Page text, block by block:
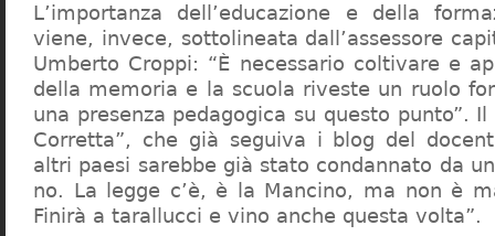
L’importanza dell’educazione e della
viene, invece, sottolineata dall’assessore
Umberto Croppi: “È necessario coltivare e
della memoria e la scuola riveste un ruolo
una presenza pedagogica su questo punto”.
Corretta”, che già seguiva i blog del
altri paesi sarebbe già stato condannato da
no. La legge c’è, è la Mancino, ma non è
Finirà a tarallucci e vino anche questa volta”.